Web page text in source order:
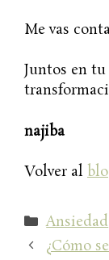
Me vas
Juntos en
najiba
Volver al
Ansiedad
¿Cómo